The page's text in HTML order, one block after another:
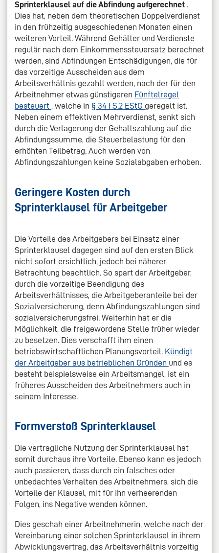
Sprinterklausel auf die Abfindung aufgerechnet .
Dies hat, neben dem theoretischen Doppelverdienst
in den frühzeitig ausgeschiedenen Monaten einen
weiteren Vorteil. Während Gehälter und Verdienste
regulär nach dem Einkommenssteuersatz berechnet
werden, sind Abfindungen Entschädigungen, die für
das vorzeitige Ausscheiden aus dem
Arbeitsverhältnis gezahlt werden, nach der für den
Arbeitnehmer etwas günstigeren Fünftelregel
besteuert , welche in § 34 I S.2 EStG geregelt ist.
Neben einem effektiven Mehrverdienst, senkt sich
durch die Verlagerung der Gehaltszahlung auf die
Abfindungssumme, die Steuerbelastung für den
erhöhten Teilbetrag. Auch werden von
Abfindungszahlungen keine Sozialabgaben erhoben.
Geringere Kosten durch
Sprinterklausel für Arbeitgeber
Die Vorteile des Arbeitgebers bei Einsatz einer
Sprinterklausel dagegen sind auf den ersten Blick
nicht sofort ersichtlich, jedoch bei näherer
Betrachtung beachtlich. So spart der Arbeitgeber,
durch die vorzeitige Beendigung des
Arbeitsverhältnisses, die Arbeitgeberanteile bei der
Sozialversicherung, denn Abfindungszahlungen sind
sozialversicherungsfrei. Weiterhin hat er die
Möglichkeit, die freigewordene Stelle früher wieder
zu besetzen. Dies verschafft ihm einen
betriebswirtschaftlichen Planungsvorteil. Kündigt
der Arbeitgeber aus betrieblichen Gründen und es
besteht beispielsweise ein Arbeitsmangel, ist ein
früheres Ausscheiden des Arbeitnehmers auch in
seinem Interesse.
Formverstoß Sprinterklausel
Die vertragliche Nutzung der Sprinterklausel hat
somit durchaus ihre Vorteile. Ebenso kann es jedoch
auch passieren, dass durch ein falsches oder
unbedachtes Verhalten des Arbeitnehmers, sich die
Vorteile der Klausel, mit für ihn verheerenden
Folgen, ins Negative wenden können.
Dies geschah einer Arbeitnehmerin, welche nach der
Vereinbarung einer solchen Sprinterklausel in ihrem
Abwicklungsvertrag, das Arbeitsverhältnis vorzeitig